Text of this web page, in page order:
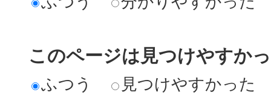
このページは見つけやすか
ふつう 見つけやすかった